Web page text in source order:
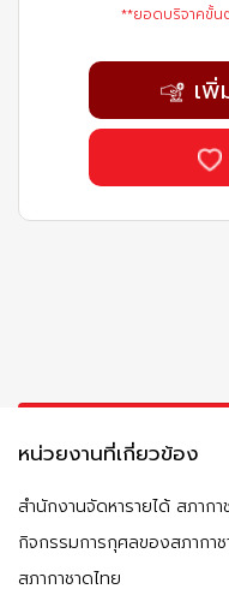
**ยอดบริจาคขั้น
เพิ่
หน่วยงานที่เกี่ยวข้อง
สำนักงานจัดหารายได้ สภากา
กิจกรรมการกุศลของสภากาช
สภากาชาดไทย